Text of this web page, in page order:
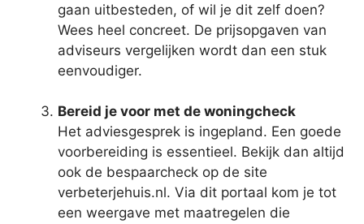
gaan uitbesteden, of wil je dit zelf doen?
Wees heel concreet. De prijsopgaven van
adviseurs vergelijken wordt dan een stuk
eenvoudiger.
Bereid je voor met de woningcheck
Het adviesgesprek is ingepland. Een goede
voorbereiding is essentieel. Bekijk dan altijd
ook de bespaarcheck op de site
verbeterjehuis.nl. Via dit portaal kom je tot
een weergave met maatregelen die